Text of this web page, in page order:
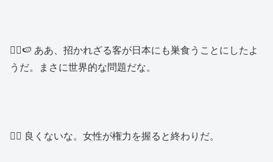
👱‍♂️🍉 ああ、招かれざる客が日本にも巣食うことにしたよ
うだ。まさに世界的な問題だな。
👱‍♂️ 良くないな。女性が権力を握ると終わりだ。